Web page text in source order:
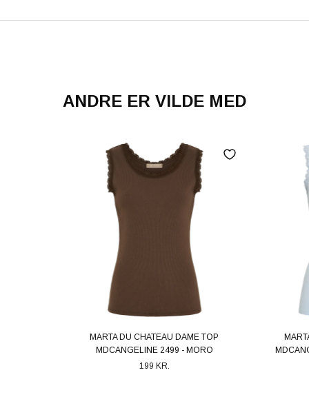
ANDRE ER VILDE MED
MARTA DU CHATEAU DAME TOP
MDCANGELINE 2499 - MORO
199 KR.